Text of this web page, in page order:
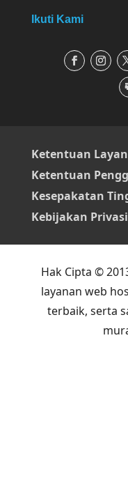
Ikuti Kami
Ketentuan
Ketentuan
Kesepakatan
Kebijakan Privasi
Hak Cipta ©
layanan web
terbaik, serta